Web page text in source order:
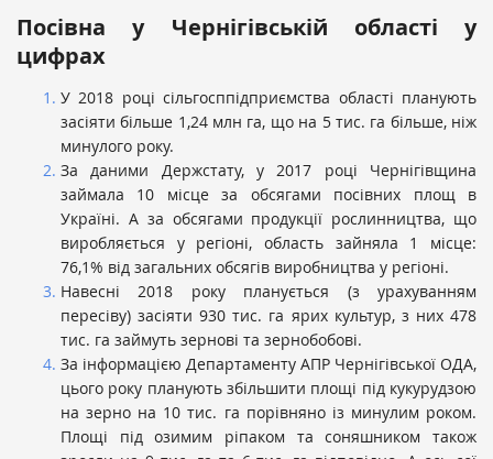
Посівна у Чернігівській області у
цифрах
У 2018 році сільгосппідприємства області планують
засіяти більше 1,24 млн га, що на 5 тис. га більше, ніж
минулого року.
За даними Держстату, у 2017 році Чернігівщина
займала 10 місце за обсягами посівних площ в
Україні. А за обсягами продукції рослинництва, що
виробляється у регіоні, область зайняла 1 місце:
76,1% від загальних обсягів виробництва у регіоні.
Навесні 2018 року планується (з урахуванням
пересіву) засіяти 930 тис. га ярих культур, з них 478
тис. га займуть зернові та зернобобові.
За інформацією Департаменту АПР Чернігівської ОДА,
цього року планують збільшити площі під кукурудзою
на зерно на 10 тис. га порівняно із минулим роком.
Площі під озимим ріпаком та соняшником також